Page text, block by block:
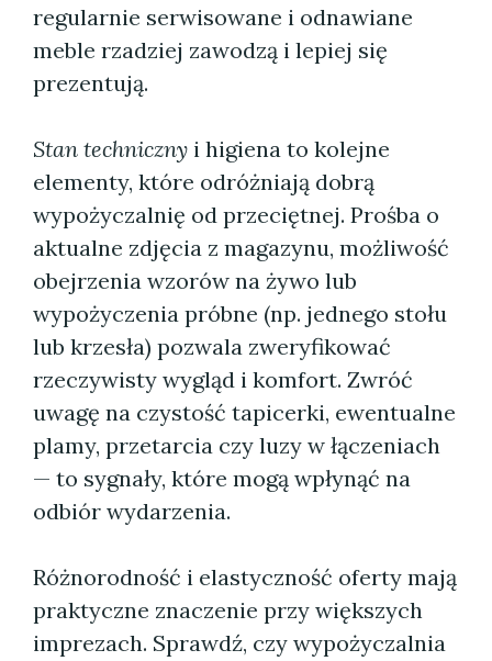
regularnie serwisowane i odnawiane
meble rzadziej zawodzą i lepiej się
prezentują.
Stan techniczny i higiena to kolejne
elementy, które odróżniają dobrą
wypożyczalnię od przeciętnej. Prośba o
aktualne zdjęcia z magazynu, możliwość
obejrzenia wzorów na żywo lub
wypożyczenia próbne (np. jednego stołu
lub krzesła) pozwala zweryfikować
rzeczywisty wygląd i komfort. Zwróć
uwagę na czystość tapicerki, ewentualne
plamy, przetarcia czy luzy w łączeniach
— to sygnały, które mogą wpłynąć na
odbiór wydarzenia.
Różnorodność i elastyczność oferty mają
praktyczne znaczenie przy większych
imprezach. Sprawdź, czy wypożyczalnia